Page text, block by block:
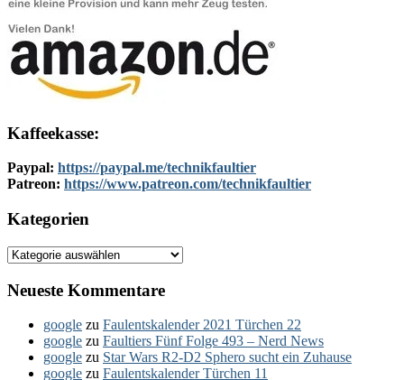
Kaffeekasse:
Paypal: https://paypal.me/technikfaultier
Patreon: https://www.patreon.com/technikfaultier
Kategorien
Kategorien
Neueste Kommentare
google zu Faulentskalender 2021 Türchen 22
google zu Faultiers Fünf Folge 493 – Nerd News
google zu Star Wars R2-D2 Sphero sucht ein Zuhause
google zu Faulentskalender Türchen 11